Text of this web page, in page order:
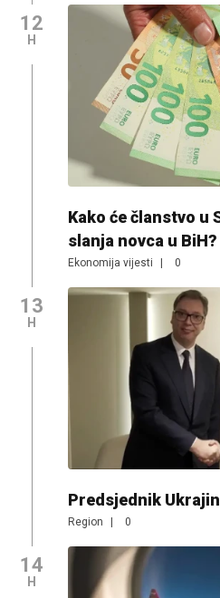
12
H
Kako će članstvo u
slanja novca u BiH?
Ekonomija vijesti 0
13
H
Predsjednik
Region 0
14
H